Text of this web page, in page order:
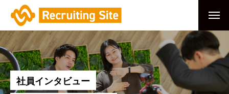
社員イ ンタ ビュー